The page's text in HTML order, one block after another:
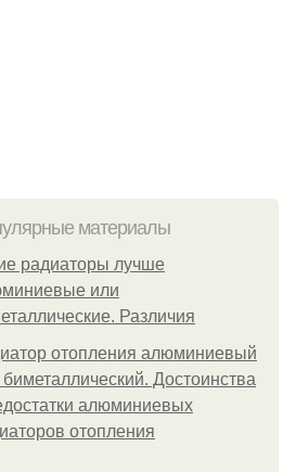
материалы
радиаторы лучше
или
Различия
отопления алюминиевый
Достоинства
алюминиевых
отопления